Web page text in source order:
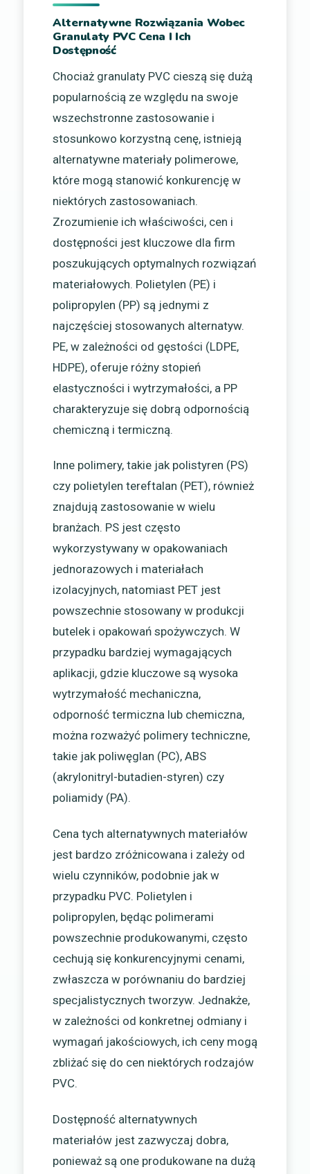
Alternatywne Rozwiązania Wobec
Granulaty PVC Cena I Ich
Dostępność
Chociaż granulaty PVC cieszą się dużą
popularnością ze względu na swoje
wszechstronne zastosowanie i
stosunkowo korzystną cenę, istnieją
alternatywne materiały polimerowe,
które mogą stanowić konkurencję w
niektórych zastosowaniach.
Zrozumienie ich właściwości, cen i
dostępności jest kluczowe dla firm
poszukujących optymalnych rozwiązań
materiałowych. Polietylen (PE) i
polipropylen (PP) są jednymi z
najczęściej stosowanych alternatyw.
PE, w zależności od gęstości (LDPE,
HDPE), oferuje różny stopień
elastyczności i wytrzymałości, a PP
charakteryzuje się dobrą odpornością
chemiczną i termiczną.
Inne polimery, takie jak polistyren (PS)
czy polietylen tereftalan (PET), również
znajdują zastosowanie w wielu
branżach. PS jest często
wykorzystywany w opakowaniach
jednorazowych i materiałach
izolacyjnych, natomiast PET jest
powszechnie stosowany w produkcji
butelek i opakowań spożywczych. W
przypadku bardziej wymagających
aplikacji, gdzie kluczowe są wysoka
wytrzymałość mechaniczna,
odporność termiczna lub chemiczna,
można rozważyć polimery techniczne,
takie jak poliwęglan (PC), ABS
(akrylonitryl-butadien-styren) czy
poliamidy (PA).
Cena tych alternatywnych materiałów
jest bardzo zróżnicowana i zależy od
wielu czynników, podobnie jak w
przypadku PVC. Polietylen i
polipropylen, będąc polimerami
powszechnie produkowanymi, często
cechują się konkurencyjnymi cenami,
zwłaszcza w porównaniu do bardziej
specjalistycznych tworzyw. Jednakże,
w zależności od konkretnej odmiany i
wymagań jakościowych, ich ceny mogą
zbliżać się do cen niektórych rodzajów
PVC.
Dostępność alternatywnych
materiałów jest zazwyczaj dobra,
ponieważ są one produkowane na dużą